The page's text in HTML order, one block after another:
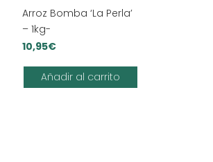
Arroz Bomba ‘La Perla’
– 1kg-
10,95€
Añadir al carrito